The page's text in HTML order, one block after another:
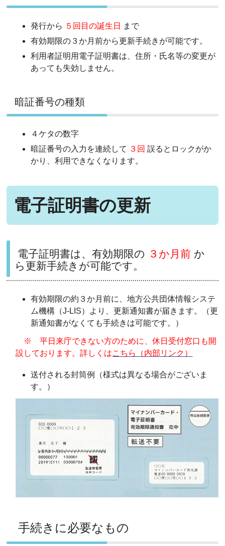
発行から ５回目の誕生日
まで
有効期限の３か月前から更新手続きが可能です。
利用者証明用電子証明書は、住所・氏名等の変更が
あっても失効しません。
暗証番号の種類
４ケタの数字
暗証番号の入力を連続して ３回誤るとロックがか
かり、利用できなくなります。
電子証明書の更新
電子証明書は、有効期限の ３か月前 か
ら更新手続きが可能です。
有効期限の約３か月前に、地方公共団体情報システ
ム機構（J-LIS）より、更新通知書が届きます。（更
新通知書がなくても手続きは可能です。）
※ 平日来庁できない方のために、休日受付窓口も開
設しております。詳しくはこちら（内部リンク）
送付される封筒例（様式は異なる場合がございま
す。）
手続きに必要なもの